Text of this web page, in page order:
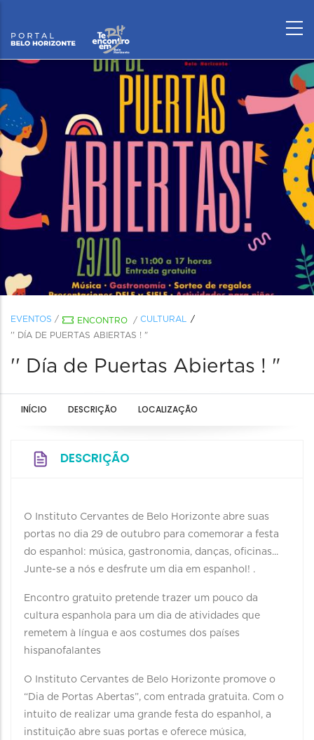
EVENTOS / ENCONTRO / CULTURAL
'' DÍA DE PUERTAS ABIERTAS ! "
'' Día de Puertas Abiertas ! "
INÍCIO DESCRIÇÃO LOCALIZAÇÃO
DESCRIÇÃO
O Instituto Cervantes de Belo Horizonte abre suas
portas no dia 29 de outubro para comemorar a festa
do espanhol: música, gastronomia, danças, oficinas...
Junte-se a nós e desfrute um dia em espanhol! .
Encontro gratuito pretende trazer um pouco da
cultura espanhola para um dia de atividades que
remetem à língua e aos costumes dos países
hispanofalantes
O Instituto Cervantes de Belo Horizonte promove o
“Dia de Portas Abertas”, com entrada gratuita. Com o
intuito de realizar uma grande festa do espanhol, a
instituição abre suas portas e oferece música,